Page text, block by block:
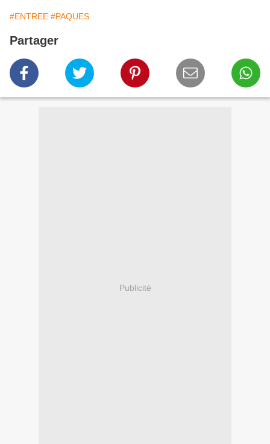
#ENTREE #PAQUES
Partager
Publicité